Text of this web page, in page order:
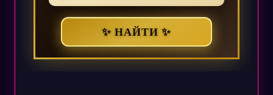
✨ НАЙТИ ✨